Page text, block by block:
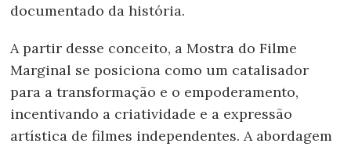
documentado da história.
A partir desse conceito, a Mostra do Filme
Marginal se posiciona como um catalisador
para a transformação e o empoderamento,
incentivando a criatividade e a expressão
artística de filmes independentes. A abordagem